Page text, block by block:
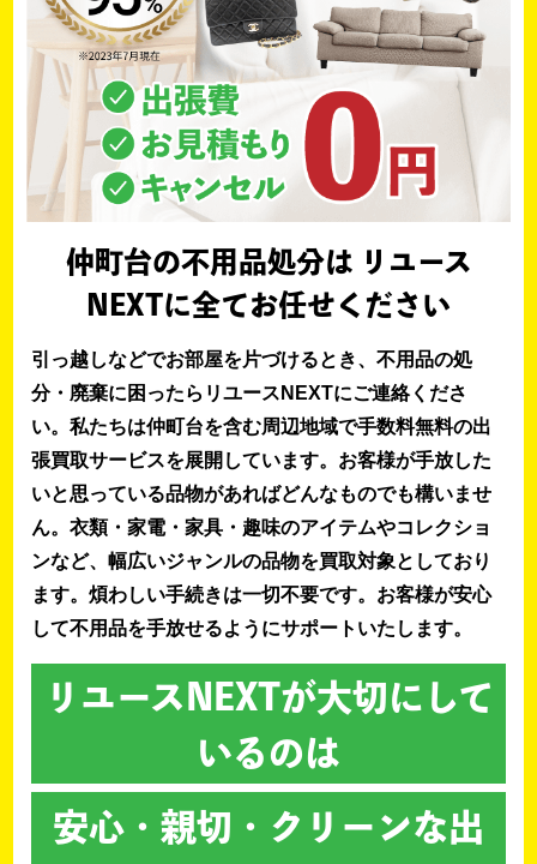
仲町台の不用品処分は リユース
NEXTに全てお任せください
引っ越しなどでお部屋を片づけるとき、不用品の処
分・廃棄に困ったらリユースNEXTにご連絡くださ
い。私たちは仲町台を含む周辺地域で手数料無料の出
張買取サービスを展開しています。お客様が手放した
いと思っている品物があればどんなものでも構いませ
ん。衣類・家電・家具・趣味のアイテムやコレクショ
ンなど、幅広いジャンルの品物を買取対象としており
ます。煩わしい手続きは一切不要です。お客様が安心
して不用品を手放せるようにサポートいたします。
リユースNEXTが大切にして
いるのは
安心・親切・クリーンな出